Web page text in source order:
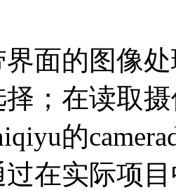
面的图像
择；在读取
的
在实际项